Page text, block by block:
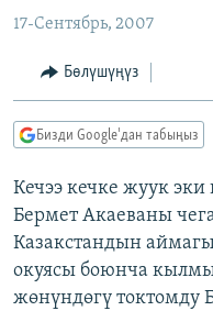
БҮГҮН АЗАТТЫКТА
ЭКСПЕРТТЕР ТАЛДАЙТ
БИЗ ЖАНА ДҮЙНӨ
ЭЖЕ-СИҢДИЛЕР
АЗАТТЫК+
ЫҢГАЙСЫЗ СУРООЛОР
ПОДКАСТ
ӨЗГӨЧӨ ПИКИР
Русский
ОНЛАЙН ШЕРИНЕ
17-Сентябрь, 2007
Бөлүшүңүз
Бизди Google'дан табыңыз
Кечээ кечке жуук
Бермет Акаеваны
Казакстандын
окуясы боюнча
жөнүндөгү токтомду